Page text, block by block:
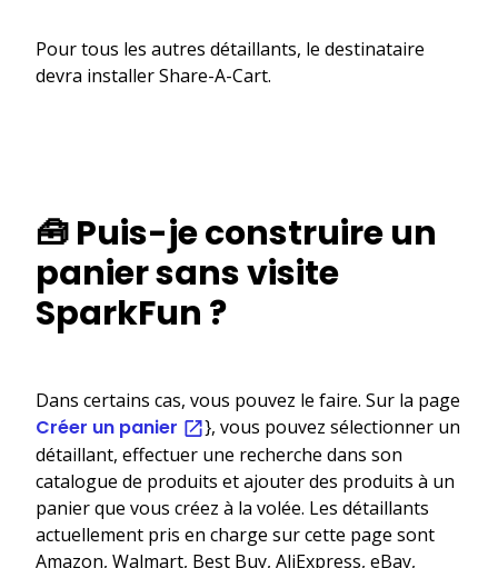
Pour tous les autres détaillants, le destinataire
devra installer Share-A-Cart.
🧰 Puis-je construire un
panier sans visite
SparkFun ?
Dans certains cas, vous pouvez le faire. Sur la page
Créer un panier
}, vous pouvez sélectionner un
détaillant, effectuer une recherche dans son
catalogue de produits et ajouter des produits à un
panier que vous créez à la volée. Les détaillants
actuellement pris en charge sur cette page sont
Amazon, Walmart, Best Buy, AliExpress, eBay,